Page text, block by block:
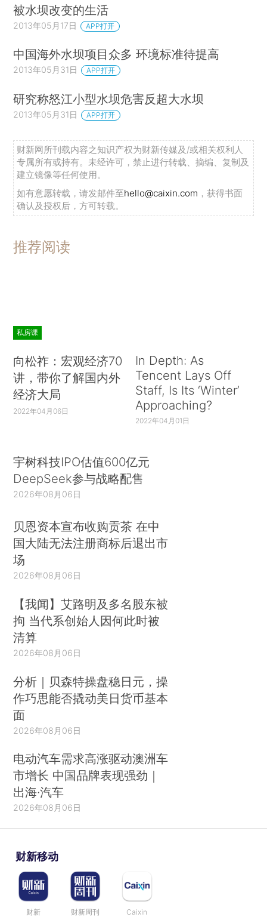
被水坝改变的生活
2013年05月17日 APP打开
中国海外水坝项目众多 环境标准待提高
2013年05月31日 APP打开
研究称怒江小型水坝危害反超大水坝
2013年05月31日 APP打开
财新网所刊载内容之知识产权为财新传媒及/或相关权利人
专属所有或持有。未经许可，禁止进行转载、摘编、复制及
建立镜像等任何使用。
如有意愿转载，请发邮件至hello@caixin.com ，获得书面
确认及授权后，方可转载。
推荐阅读
私房课
向松祚：宏观经济70
讲，带你了解国内外
经济大局
2022年04月06日
In Depth: As
Tencent Lays Off
Staff, Is Its ‘Winter’
Approaching?
2022年04月01日
宇树科技IPO估值600亿元
DeepSeek参与战略配售
2026年08月06日
贝恩资本宣布收购贡茶 在中
国大陆无法注册商标后退出市
场
2026年08月06日
【我闻】艾路明及多名股东被
拘 当代系创始人因何此时被
清算
2026年08月06日
分析｜贝森特操盘稳日元，操
作巧思能否撬动美日货币基本
面
2026年08月06日
电动汽车需求高涨驱动澳洲车
市增长 中国品牌表现强劲｜
出海·汽车
2026年08月06日
财新移动
财新 财新周刊 Caixin